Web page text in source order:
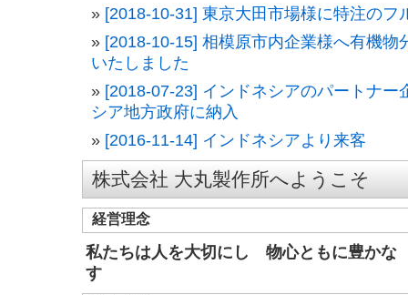
[2018-10-31] 東京大田市場様に特注のフ
[2018-10-15] 相模原市内企業様へ有機物
いたしました
[2018-07-23] インドネシアのパートナー
シア地方政府に納入
[2016-11-14] インドネシアより来客
株式会社 大丸製作所へようこそ
経営理念
私たちは人を大切にし 物心ともに豊かな
す